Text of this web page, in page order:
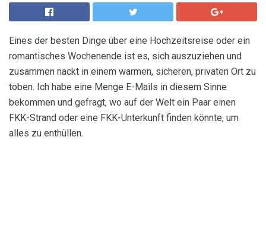
Eines der besten Dinge über eine Hochzeitsreise oder ein
romantisches Wochenende ist es, sich auszuziehen und
zusammen nackt in einem warmen, sicheren, privaten Ort zu
toben. Ich habe eine Menge E-Mails in diesem Sinne
bekommen und gefragt, wo auf der Welt ein Paar einen
FKK-Strand oder eine FKK-Unterkunft finden könnte, um
alles zu enthüllen.